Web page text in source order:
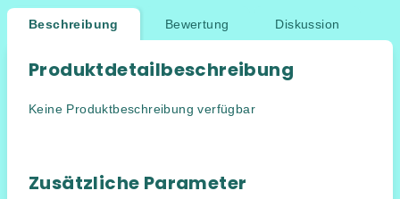
Beschreibung Bewertung Diskussion
Produktdetailbeschreibung
Keine Produktbeschreibung verfügbar
Zusätzliche Parameter